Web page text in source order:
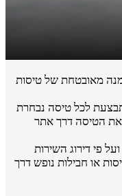
מאובטחת של טיסות
לכל טיסה נבחרת
את הטיסה דרך אתר
פי דירוג השירות
או חבילות נופש דרך